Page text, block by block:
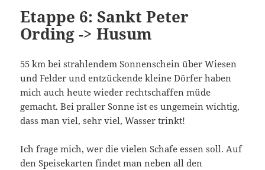
Etappe 6: Sankt Peter
Ording -> Husum
55 km bei strahlendem Sonnenschein über Wiesen
und Felder und entzückende kleine Dörfer haben
mich auch heute wieder rechtschaffen müde
gemacht. Bei praller Sonne ist es ungemein wichtig,
dass man viel, sehr viel, Wasser trinkt!
Ich frage mich, wer die vielen Schafe essen soll. Auf
den Speisekarten findet man neben all den